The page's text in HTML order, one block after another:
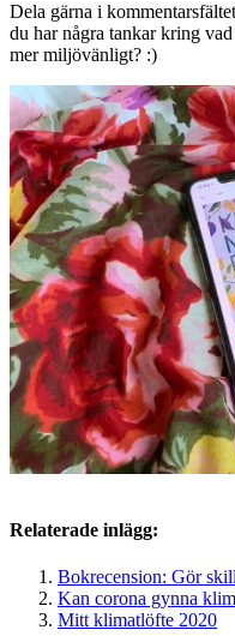
Dela gärna i
du har några tankar kring
mer miljövänligt? :)
Relaterade inlägg:
Bokrecension: Gör
Kan corona gynna
Mitt klimatlöfte 2020